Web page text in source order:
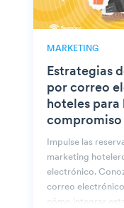
MARKETING
Estrategias
por correo
hoteles para
Impulse las
marketing
electrónico.
correo
cómo integrar